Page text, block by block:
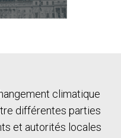
climatique
différentes parties
et autorités locales